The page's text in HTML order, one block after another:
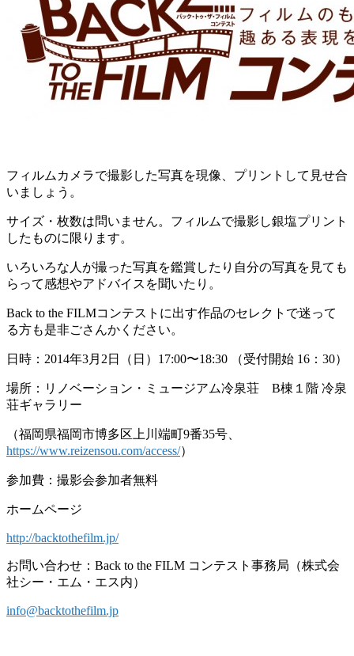
フィルムカメラで撮影した写真を現像、プリントして見せ合
いましょう。
サイズ・枚数は問いません。フィルムで撮影し銀塩プリント
したものに限ります。
いろいろな人が撮った写真を鑑賞したり自分の写真を見ても
らって感想やアドバイスを聞いたり。
Back to the FILMコンテストに出す作品のセレクトで迷って
る方も是非ごさんかください。
日時：2014年3月2日（日）17:00〜18:30 （受付開始 16：30）
場所：リノベーション・ミュージアム冷泉荘 B棟１階 冷泉
荘ギャラリー
（福岡県福岡市博多区上川端町9番35号、
https://www.reizensou.com/access/）
参加費：撮影会参加者無料
ホームページ
http://backtothefilm.jp/
お問い合わせ：Back to the FILM コンテスト事務局（株式会
社シー・エム・エス内）
info@backtothefilm.jp